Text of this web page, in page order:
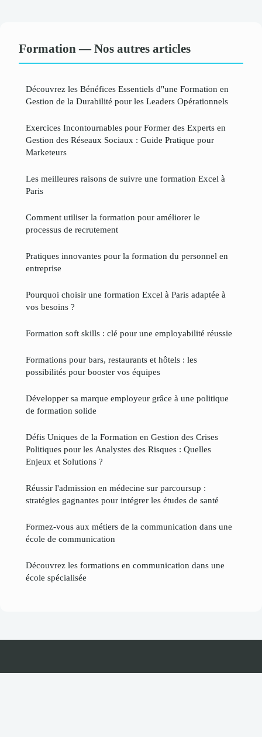
Formation — Nos autres articles
Découvrez les Bénéfices Essentiels d"une Formation en
Gestion de la Durabilité pour les Leaders Opérationnels
Exercices Incontournables pour Former des Experts en
Gestion des Réseaux Sociaux : Guide Pratique pour
Marketeurs
Les meilleures raisons de suivre une formation Excel à
Paris
Comment utiliser la formation pour améliorer le
processus de recrutement
Pratiques innovantes pour la formation du personnel en
entreprise
Pourquoi choisir une formation Excel à Paris adaptée à
vos besoins ?
Formation soft skills : clé pour une employabilité réussie
Formations pour bars, restaurants et hôtels : les
possibilités pour booster vos équipes
Développer sa marque employeur grâce à une politique
de formation solide
Défis Uniques de la Formation en Gestion des Crises
Politiques pour les Analystes des Risques : Quelles
Enjeux et Solutions ?
Réussir l'admission en médecine sur parcoursup :
stratégies gagnantes pour intégrer les études de santé
Formez-vous aux métiers de la communication dans une
école de communication
Découvrez les formations en communication dans une
école spécialisée